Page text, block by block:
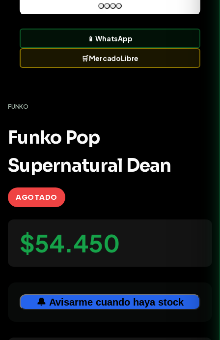
📱WhatsApp
🛒MercadoLibre
FUNKO
Funko Pop
Supernatural Dean
AGOTADO
$54.450
🔔 Avisarme cuando haya stock